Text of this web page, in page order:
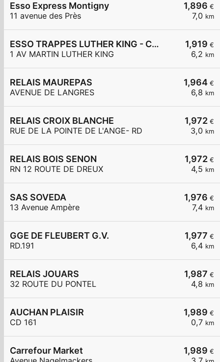
1,896 €
7,0 km
Esso Express Montigny
11 avenue des Près
1,919 €
6,2 km
ESSO TRAPPES LUTHER KING - CARREFOUR EXPRESS
1 AV MARTIN LUTHER KING
1,964 €
6,8 km
RELAIS MAUREPAS
AVENUE DE LANGRES
1,972 €
3,0 km
RELAIS CROIX BLANCHE
RUE DE LA POINTE DE L'ANGE- RD
1,972 €
4,5 km
RELAIS BOIS SENON
RN 12 ROUTE DE DREUX
1,976 €
7,4 km
SAS SOVEDA
13 Avenue Ampère
1,977 €
6,4 km
GGE DE FLEUBERT G.V.
RD.191
1,987 €
4,8 km
RELAIS JOUARS
32 ROUTE DU PONTEL
1,989 €
0,7 km
AUCHAN PLAISIR
CD 161
1,989 €
Carrefour Market